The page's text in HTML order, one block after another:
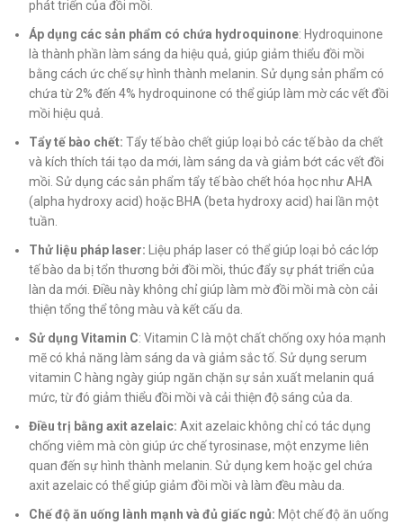
phát triển của đồi mồi.
Áp dụng các sản phẩm có chứa hydroquinone: Hydroquinone
là thành phần làm sáng da hiệu quả, giúp giảm thiểu đồi mồi
bằng cách ức chế sự hình thành melanin. Sử dụng sản phẩm có
chứa từ 2% đến 4% hydroquinone có thể giúp làm mờ các vết đồi
mồi hiệu quả.
Tẩy tế bào chết: Tẩy tế bào chết giúp loại bỏ các tế bào da chết
và kích thích tái tạo da mới, làm sáng da và giảm bớt các vết đồi
mồi. Sử dụng các sản phẩm tẩy tế bào chết hóa học như AHA
(alpha hydroxy acid) hoặc BHA (beta hydroxy acid) hai lần một
tuần.
Thử liệu pháp laser: Liệu pháp laser có thể giúp loại bỏ các lớp
tế bào da bị tổn thương bởi đồi mồi, thúc đẩy sự phát triển của
làn da mới. Điều này không chỉ giúp làm mờ đồi mồi mà còn cải
thiện tổng thể tông màu và kết cấu da.
Sử dụng Vitamin C: Vitamin C là một chất chống oxy hóa mạnh
mẽ có khả năng làm sáng da và giảm sắc tố. Sử dụng serum
vitamin C hàng ngày giúp ngăn chặn sự sản xuất melanin quá
mức, từ đó giảm thiểu đồi mồi và cải thiện độ sáng của da.
Điều trị bằng axit azelaic: Axit azelaic không chỉ có tác dụng
chống viêm mà còn giúp ức chế tyrosinase, một enzyme liên
quan đến sự hình thành melanin. Sử dụng kem hoặc gel chứa
axit azelaic có thể giúp giảm đồi mồi và làm đều màu da.
Chế độ ăn uống lành mạnh và đủ giấc ngủ: Một chế độ ăn uống